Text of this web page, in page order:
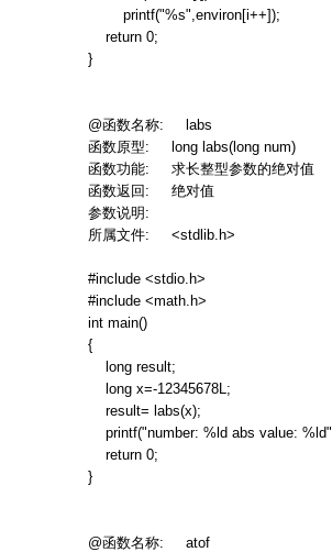
printf("%s",environ[i++]);
return 0;
}
@函数名称: labs
函数原型: long labs(long num)
函数功能: 求长整型参数的绝对值
函数返回: 绝对值
参数说明:
所属文件: <stdlib.h>
#include <stdio.h>
#include <math.h>
int main()
{
long result;
long x=-12345678L;
result= labs(x);
printf("number: %ld abs value:
return 0;
}
@函数名称: atof